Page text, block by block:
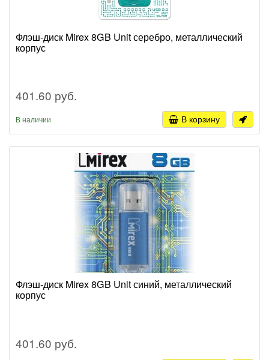
Флэш-диск Mirex 8GB Unit серебро, металлический
корпус
401.60 руб.
В наличии В корзину
Флэш-диск Mirex 8GB Unit синий, металлический
корпус
401.60 руб.